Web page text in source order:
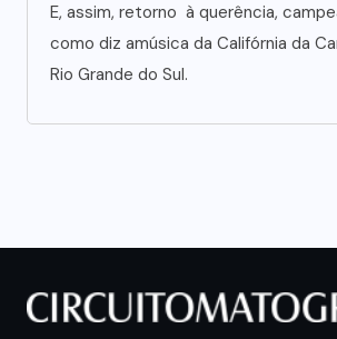
E, assim, retorno à querência,
como diz amúsica da Califórnia da
Rio Grande do Sul.